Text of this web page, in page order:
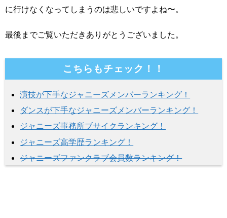
に行けなくなってしまうのは悲しいですよね〜。
最後までご覧いただきありがとうございました。
こちらもチェック！！
演技が下手なジャニーズメンバーランキング！
ダンスが下手なジャニーズメンバーランキング！
ジャニーズ事務所ブサイクランキング！
ジャニーズ高学歴ランキング！
ジャニーズファンクラブ会員数ランキング！